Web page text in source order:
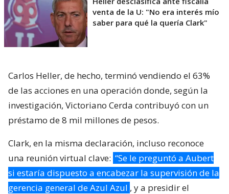
venta de la U: "No era interés mío
saber para qué la quería Clark"
Carlos Heller, de hecho, terminó vendiendo el 63%
de las acciones en una operación donde, según la
investigación, Victoriano Cerda contribuyó con un
préstamo de 8 mil millones de pesos.
Clark, en la misma declaración, incluso reconoce
una reunión virtual clave: “Se le preguntó a Aubert
si estaría dispuesto a encabezar la supervisión de la
gerencia general de Azul Azul , y a presidir el